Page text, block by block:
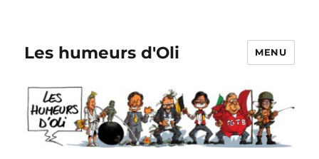
Les humeurs d'Oli MENU